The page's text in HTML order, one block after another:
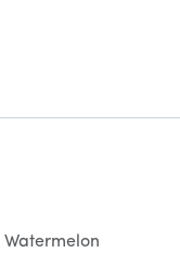
Watermelon